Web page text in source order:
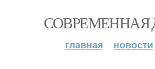
СОВРЕМЕННАЯ
главная новости